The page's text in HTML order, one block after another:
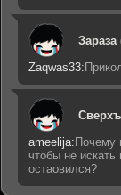
Зараза
Zaqwas33:
ameelija: Почему
чтобы не искать
остаовился?